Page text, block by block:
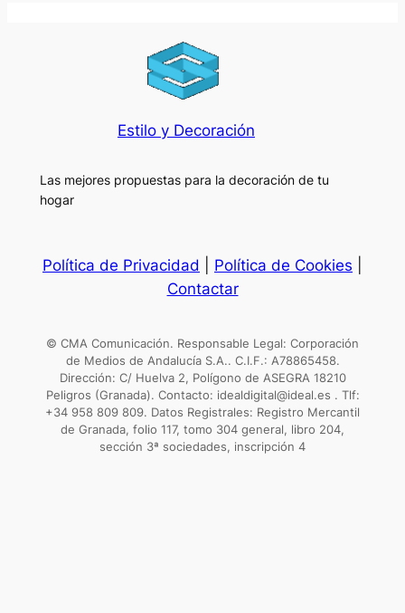
Estilo y Decoración
Las mejores propuestas para la decoración de tu
hogar
Política de Privacidad Política de Cookies
Contactar
© CMA Comunicación. Responsable Legal: Corporación
de Medios de Andalucía S.A.. C.I.F.: A78865458.
Dirección: C/ Huelva 2, Polígono de ASEGRA 18210
Peligros (Granada). Contacto: idealdigital@ideal.es . Tlf:
+34 958 809 809. Datos Registrales: Registro Mercantil
de Granada, folio 117, tomo 304 general, libro 204,
sección 3ª sociedades, inscripción 4